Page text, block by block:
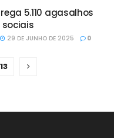
5.110 agasalhos
29 DE JUNHO DE 2025 0
13